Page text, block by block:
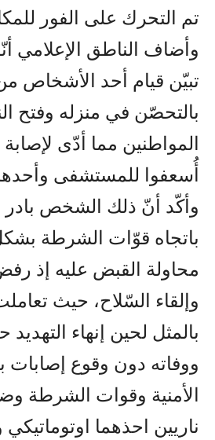
تم التحرك على الفور
وأضاف الناطق الإعلامي
تبيّن قيام أحد الأشخاص
بالتحصّن في منزله وفتح
المواطنين مما أدّى
أُسعفوا للمستشفى
وأكّد أنّ ذلك الشخص بادر
باتجاه قوّات الشرطة
محاولة القبض عليه إذ
وإلقاء السّلاح، حيث
بالمثل لحين إنهاء
ووفاته دون وقوع إصابات
الأمنية وقوات الشرطة
ناريين احذهما